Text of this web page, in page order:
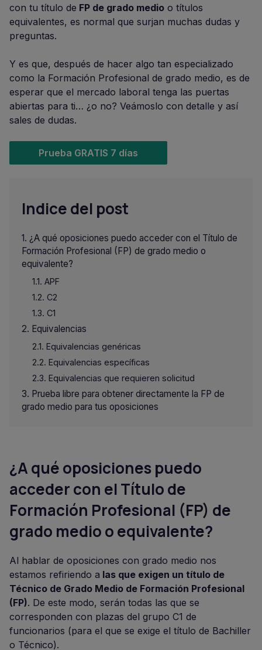
con tu título de FP de grado medio o títulos
equivalentes, es normal que surjan muchas dudas y
preguntas.
Y es que, después de hacer algo tan especializado
como la Formación Profesional de grado medio, es de
esperar que el mercado laboral tenga las puertas
abiertas para ti… ¿o no? Veámoslo con detalle y así
sales de dudas.
Prueba GRATIS 7 días
Indice del post
¿A qué oposiciones puedo acceder con el Título de
Formación Profesional (FP) de grado medio o
equivalente?
APF
C2
C1
Equivalencias
Equivalencias genéricas
Equivalencias específicas
Equivalencias que requieren solicitud
Prueba libre para obtener directamente la FP de
grado medio para tus oposiciones
¿A qué oposiciones puedo
acceder con el Título de
Formación Profesional (FP) de
grado medio o equivalente?
Al hablar de oposiciones con grado medio nos
estamos refiriendo a las que exigen un título de
Técnico de Grado Medio de Formación Profesional
(FP). De este modo, serán todas las que se
corresponden con plazas del grupo C1 de
funcionarios (para el que se exige el título de Bachiller
o Técnico).